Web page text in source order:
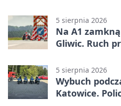
5 sierpnia 2026
Na A1
Gliwic. Ruch
5 sierpnia 2026
Wybuch
Katowice.